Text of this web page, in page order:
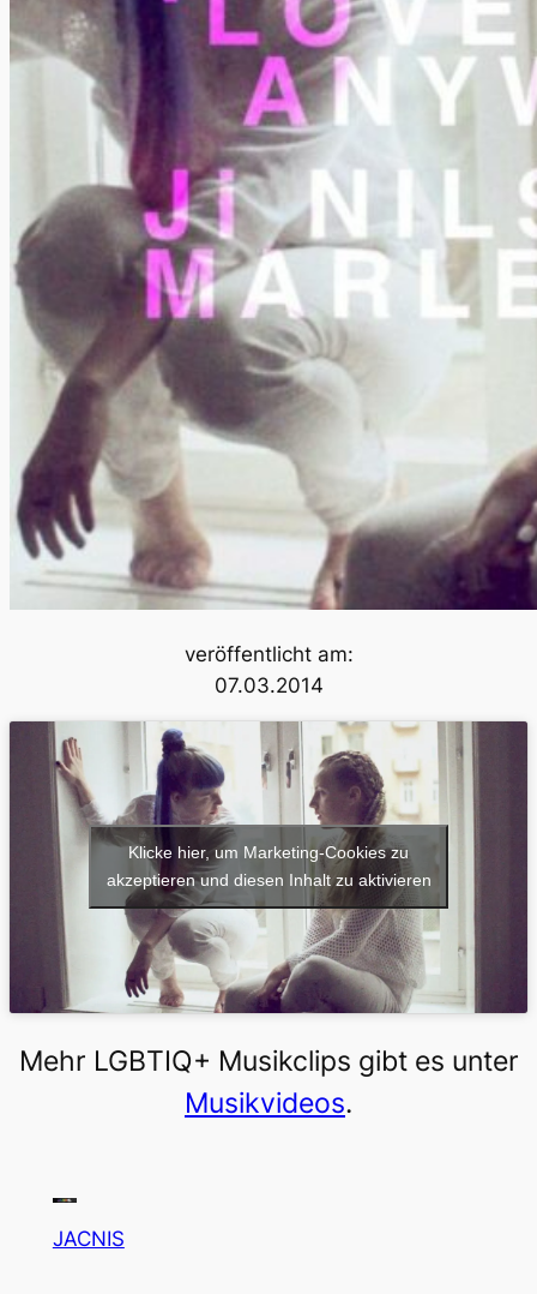
veröffentlicht am:
07.03.2014
Klicke hier, um Marketing-Cookies zu
akzeptieren und diesen Inhalt zu aktivieren
Mehr LGBTIQ+ Musikclips gibt es unter
Musikvideos.
JACNIS